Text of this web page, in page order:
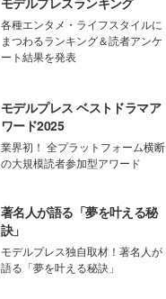
各種エンタメ・ライフスタイルに
まつわるランキング＆読者アンケ
ート結果を発表
モデルプレス ベストドラマア
ワード2025
業界初！ 全プラットフォーム横断
の大規模読者参加型アワード
著名人が語る「夢を叶える秘
訣」
モデルプレス独自取材！著名人が
語る「夢を叶える秘訣」